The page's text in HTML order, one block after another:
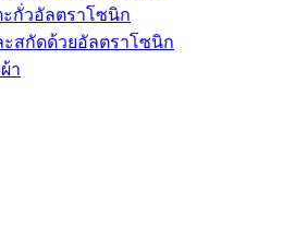
ะกั่วอัลตราโซนิก
ะสกัดด้วยอัลตราโซนิก
า